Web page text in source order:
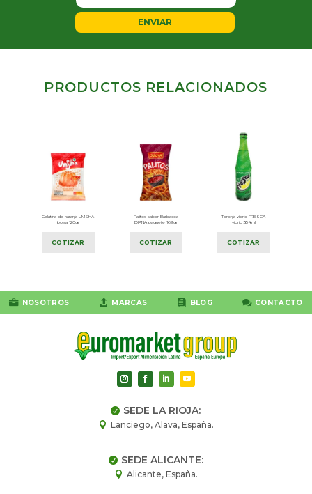
ENVIAR
PRODUCTOS RELACIONADOS
Gelatina de naranja UMSHA
bolsa 120gr
COTIZAR
Palitos sabor Barbacoa
DIANA paquete 169gr
COTIZAR
Toronja vidrio FRESCA
vidrio 354ml
COTIZAR
 NOSOTROS  MARCAS  BLOG  CONTACTO
 SEDE LA RIOJA:
 Lanciego, Alava, España.
 SEDE ALICANTE:
 Alicante, España.